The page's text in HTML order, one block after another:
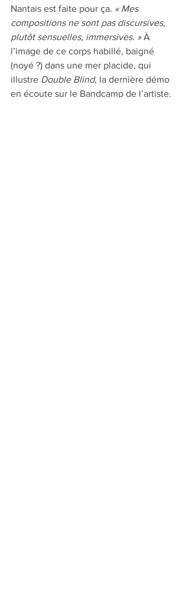
Nantais est faite pour ça. « Mes
compositions ne sont pas discursives,
plutôt sensuelles, immersives. » À
l’image de ce corps habillé, baigné
(noyé ?) dans une mer placide, qui
illustre Double Blind, la dernière démo
en écoute sur le Bandcamp de l’artiste.